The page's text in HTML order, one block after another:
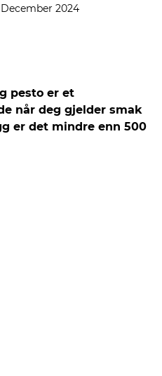
2024
pesto er et
når deg gjelder smak
er det mindre enn 500